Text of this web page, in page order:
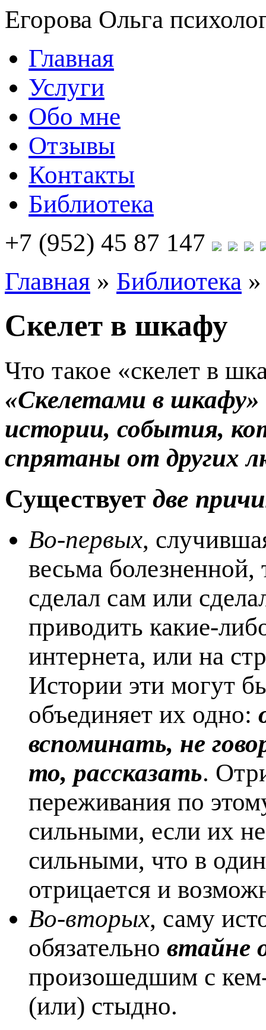
Егорова Ольга
Главная
Услуги
Обо мне
Отзывы
Контакты
Библиотека
+7 (952) 45 87 147
Главная » Библиотека
Скелет в шкафу
Что такое «скелет в
«Скелетами в
истории, события,
спрятаны от других
Существует две
Во-первых,
весьма
сделал сам или
приводить какие-
интернета, или на
Истории эти могут
объединяет их одно:
вспоминать, не
то, рассказать.
переживания по
сильными, если их
сильными, что в
отрицается и
Во-вторых, саму
обязательно втайне
произошедшим с
(или) стыдно.